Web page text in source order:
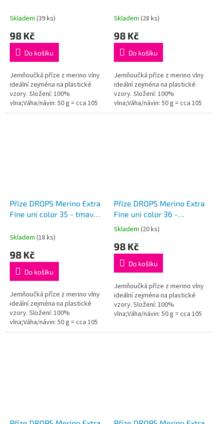
Skladem (39 ks)
98 Kč
Do košíku
Jemňoučká příze z merino vlny
ideální zejména na plastické
vzory. Složení: 100%
vlna;Váha/návin: 50 g = cca 105
metrů;Doporučená síla jehlic: 4
Skladem (28 ks)
98 Kč
Do košíku
Jemňoučká příze z merino vlny
ideální zejména na plastické
vzory. Složení: 100%
vlna;Váha/návin: 50 g = cca 105
metrů;Doporučená síla jehlic: 4
Příze DROPS Merino Extra
Fine uni color 35 - tmavá
Skladem (18 ks)
98 Kč
Do košíku
Jemňoučká příze z merino vlny
ideální zejména na plastické
vzory. Složení: 100%
vlna;Váha/návin: 50 g = cca 105
metrů;Doporučená síla jehlic: 4
Příze DROPS Merino Extra
Fine uni color 36 -
ametyst
Průměrné
produktu
5,0
5
hvězdiček.
Skladem (20 ks)
98 Kč
Do košíku
Jemňoučká příze z merino vlny
ideální zejména na plastické
vzory. Složení: 100%
vlna;Váha/návin: 50 g = cca 105
mm...